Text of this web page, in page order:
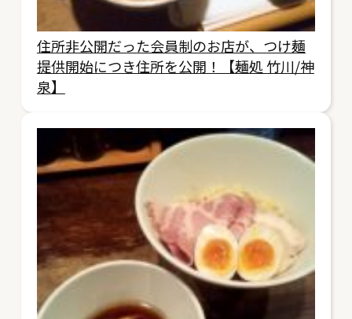
住所非公開だった会員制のお店が、つけ麺
提供開始につき住所を公開！【麺処 竹川/神
泉】